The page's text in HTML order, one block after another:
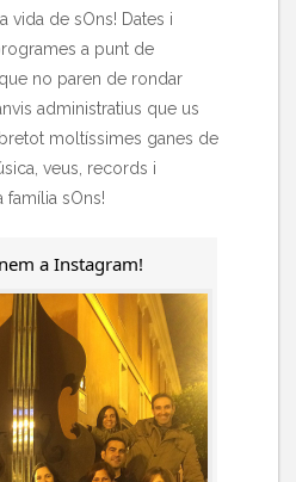
vida de sOns! Dates i
a punt de
no paren de rondar
administratius que us
moltíssimes ganes de
veus, records i
sOns!
a Instagram!